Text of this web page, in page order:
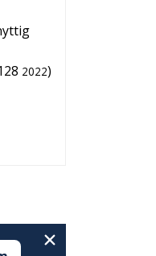
2022)